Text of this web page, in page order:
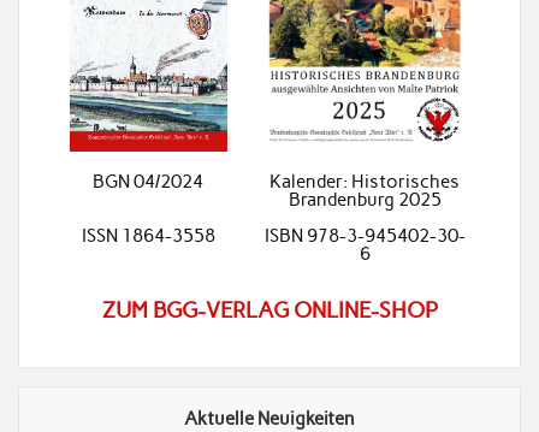
BGN 04/2024
Kalender: Historisches
Brandenburg 2025
ISSN 1864-3558
ISBN 978-3-945402-30-
6
ZUM BGG-VERLAG ONLINE-SHOP
Aktuelle Neuigkeiten